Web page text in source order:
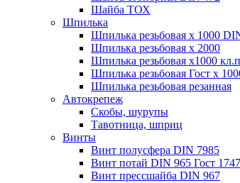
Шайба ТОХ
Шпилька
Шпилька резьбовая х 1000
Шпилька резьбовая х 2000
Шпилька резьбовая х1000
Шпилька резьбовая Гост х
Шпилька резьбовая резанная
Автокрепеж
Скобы, шурупы
Тавотница, шприц
Винты
Винт полусфера DIN 7985
Винт потай DIN 965 Гост
Винт прессшайба DIN 967